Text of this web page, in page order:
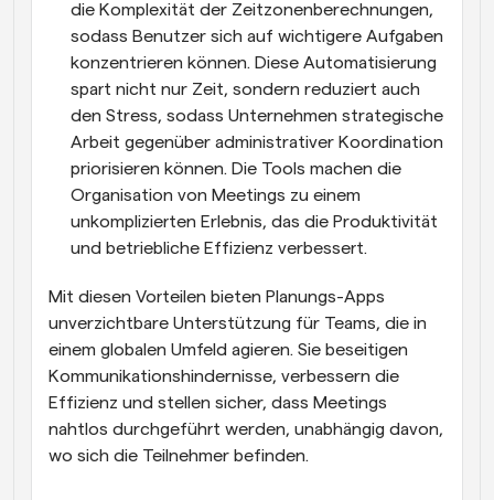
die Komplexität der Zeitzonenberechnungen,
sodass Benutzer sich auf wichtigere Aufgaben
konzentrieren können. Diese Automatisierung
spart nicht nur Zeit, sondern reduziert auch
den Stress, sodass Unternehmen strategische
Arbeit gegenüber administrativer Koordination
priorisieren können. Die Tools machen die
Organisation von Meetings zu einem
unkomplizierten Erlebnis, das die Produktivität
und betriebliche Effizienz verbessert.
Mit diesen Vorteilen bieten Planungs-Apps
unverzichtbare Unterstützung für Teams, die in
einem globalen Umfeld agieren. Sie beseitigen
Kommunikationshindernisse, verbessern die
Effizienz und stellen sicher, dass Meetings
nahtlos durchgeführt werden, unabhängig davon,
wo sich die Teilnehmer befinden.